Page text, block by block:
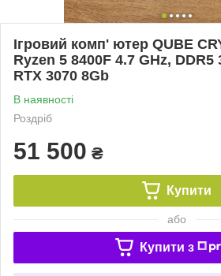
Ігровий комп' ютер QUBE
Ryzen 5 8400F 4.7 GHz, DDR5
RTX 3070 8Gb
В наявності
Роздріб
51 500 ₴
Купити
або
Купити з